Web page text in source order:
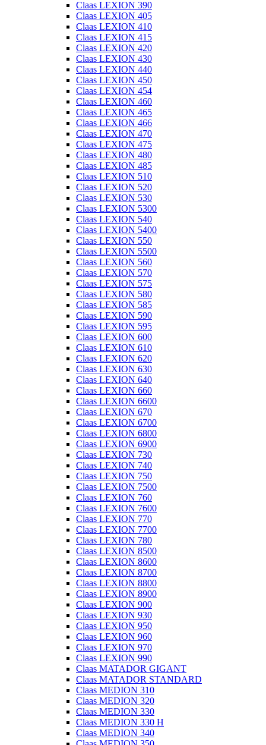
Claas LEXION 390
Claas LEXION 405
Claas LEXION 410
Claas LEXION 415
Claas LEXION 420
Claas LEXION 430
Claas LEXION 440
Claas LEXION 450
Claas LEXION 454
Claas LEXION 460
Claas LEXION 465
Claas LEXION 466
Claas LEXION 470
Claas LEXION 475
Claas LEXION 480
Claas LEXION 485
Claas LEXION 510
Claas LEXION 520
Claas LEXION 530
Claas LEXION 5300
Claas LEXION 540
Claas LEXION 5400
Claas LEXION 550
Claas LEXION 5500
Claas LEXION 560
Claas LEXION 570
Claas LEXION 575
Claas LEXION 580
Claas LEXION 585
Claas LEXION 590
Claas LEXION 595
Claas LEXION 600
Claas LEXION 610
Claas LEXION 620
Claas LEXION 630
Claas LEXION 640
Claas LEXION 660
Claas LEXION 6600
Claas LEXION 670
Claas LEXION 6700
Claas LEXION 6800
Claas LEXION 6900
Claas LEXION 730
Claas LEXION 740
Claas LEXION 750
Claas LEXION 7500
Claas LEXION 760
Claas LEXION 7600
Claas LEXION 770
Claas LEXION 7700
Claas LEXION 780
Claas LEXION 8500
Claas LEXION 8600
Claas LEXION 8700
Claas LEXION 8800
Claas LEXION 8900
Claas LEXION 900
Claas LEXION 930
Claas LEXION 950
Claas LEXION 960
Claas LEXION 970
Claas LEXION 990
Claas MATADOR GIGANT
Claas MATADOR STANDARD
Claas MEDION 310
Claas MEDION 320
Claas MEDION 330
Claas MEDION 330 H
Claas MEDION 340